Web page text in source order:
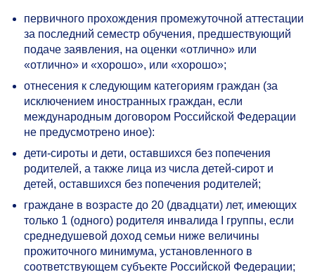
первичного прохождения промежуточной аттестации
за последний семестр обучения, предшествующий
подаче заявления, на оценки «отлично» или
«отлично» и «хорошо», или «хорошо»;
отнесения к следующим категориям граждан (за
исключением иностранных граждан, если
международным договором Российской Федерации
не предусмотрено иное):
дети-сироты и дети, оставшихся без попечения
родителей, а также лица из числа детей-сирот и
детей, оставшихся без попечения родителей;
граждане в возрасте до 20 (двадцати) лет, имеющих
только 1 (одного) родителя инвалида I группы, если
среднедушевой доход семьи ниже величины
прожиточного минимума, установленного в
соответствующем субъекте Российской Федерации;